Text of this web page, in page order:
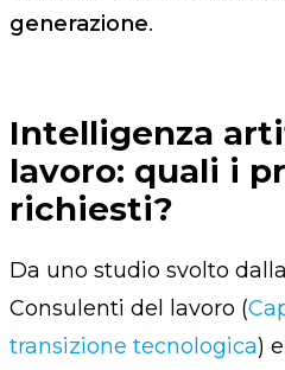
generazione.
Intelligenza
lavoro: quali i
richiesti?
Da uno studio svolto
Consulenti del lavoro (
transizione tecnologica)